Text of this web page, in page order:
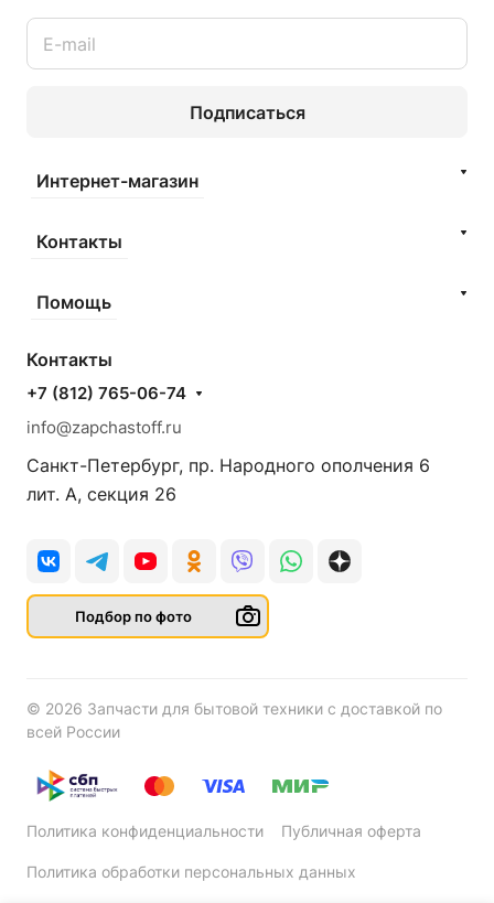
Подписаться
Интернет-магазин
Контакты
Помощь
Контакты
+7 (812) 765-06-74
info@zapchastoff.ru
Санкт-Петербург, пр. Народного ополчения 6
лит. А, секция 26
Подбор по фото
© 2026 Запчасти для бытовой техники с доставкой по
всей России
Политика конфиденциальности Публичная оферта
Политика обработки персональных данных